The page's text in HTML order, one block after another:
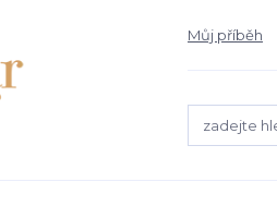
Můj příběh